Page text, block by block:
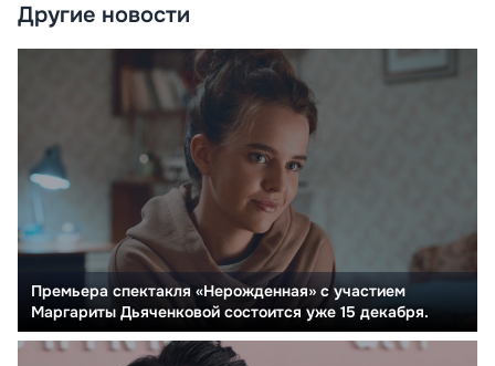
Другие новости
Премьера спектакля «Нерожденная» с участием
Маргариты Дьяченковой состоится уже 15 декабря.